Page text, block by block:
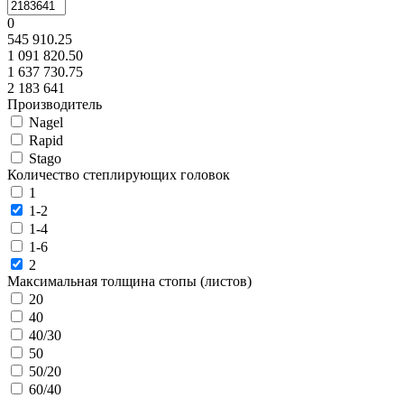
0
545 910.25
1 091 820.50
1 637 730.75
2 183 641
Производитель
Nagel
Rapid
Stago
Количество степлирующих головок
1
1-2
1-4
1-6
2
Максимальная толщина стопы (листов)
20
40
40/30
50
50/20
60/40